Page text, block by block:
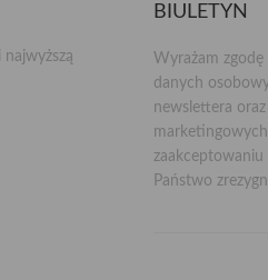
najwyższą
BIULETYN
Wyrażam
danych
newslettera
Państwo